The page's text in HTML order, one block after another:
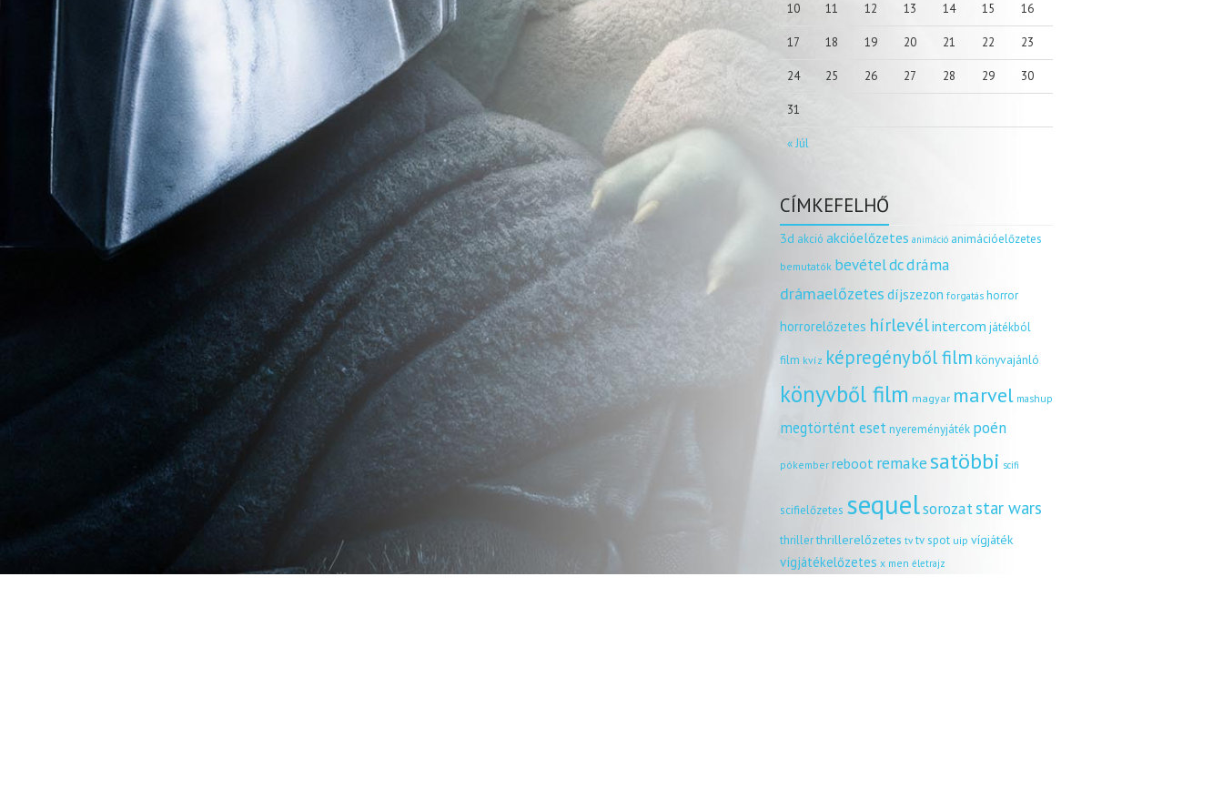
« Júl
10 11 12 13 14 15 16
17 18 19 20 21 22 23
24 25 26 27 28 29 30
31
CÍMKEFELHŐ
3d akció akcióelőzetes animáció animációelőzetes
bemutatók bevételdcdráma
drámaelőzetes díjszezon forgatás horror
horrorelőzetes hírlevélintercom játékból
film kvíz képregényből film könyvajánló
könyvből film magyar marvel mashup
megtörtént esetnyereményjáték poén
pókember reboot remakesatöbbi scifi
scifielőzetes sequelsorozatstar wars
thrillerthrillerelőzetes tv tv spot uip vígjáték
vígjátékelőzetes x men életrajz